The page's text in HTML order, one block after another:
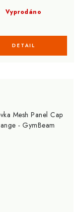
Vyprodáno
Mesh Panel Cap
- GymBeam